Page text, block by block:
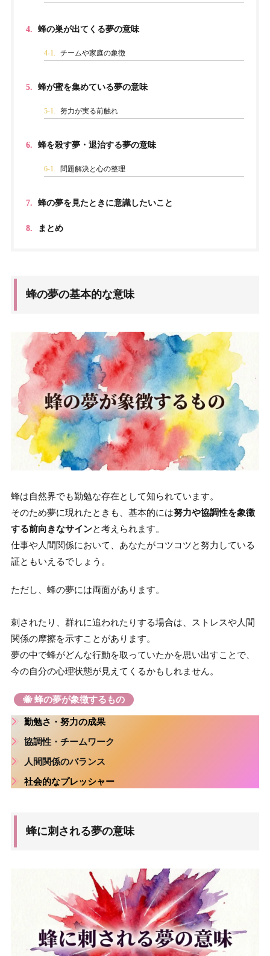
4. 蜂の巣が出てくる夢の意味
4-1. チームや家庭の象徴
5. 蜂が蜜を集めている夢の意味
5-1. 努力が実る前触れ
6. 蜂を殺す夢・退治する夢の意味
6-1. 問題解決と心の整理
7. 蜂の夢を見たときに意識したいこと
8. まとめ
蜂の夢の基本的な意味
蜂は自然界でも勤勉な存在として知られています。
そのため夢に現れたときも、基本的には努力や協調性を象徴
する前向きなサインと考えられます。
仕事や人間関係において、あなたがコツコツと努力している
証ともいえるでしょう。
ただし、蜂の夢には両面があります。
刺されたり、群れに追われたりする場合は、ストレスや人間
関係の摩擦を示すことがあります。
夢の中で蜂がどんな行動を取っていたかを思い出すことで、
今の自分の心理状態が見えてくるかもしれません。
🐝 蜂の夢が象徴するもの
勤勉さ・努力の成果
協調性・チームワーク
人間関係のバランス
社会的なプレッシャー
蜂に刺される夢の意味